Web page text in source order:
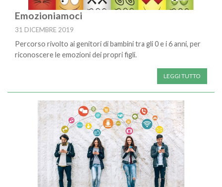
Emozioniamoci
31 DICEMBRE 2019
Percorso rivolto ai genitori di bambini tra gli 0 e i 6 anni, per
riconoscere le emozioni dei propri figli.
LEGGI TUTTO